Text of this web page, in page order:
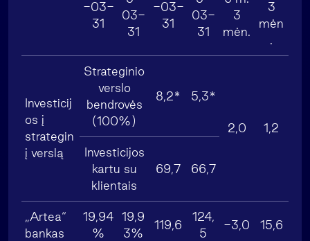
-03-
31
03-
31
-03-
31
03-
31
3
mėn.
3
mėn
.
Investicij
os į
strategin
į verslą
Strateginio
verslo
bendrovės
(100%)
8,2* 5,3*
2,0
1,2
Investicijos
kartu su
klientais
69,7 66,7
„Artea“
bankas
19,94
%
19,9
3%
119,6
124,
5
-3,0 15,6